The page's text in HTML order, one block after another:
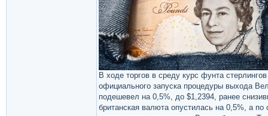
В ходе торгов в среду курс фунта
официального запуска процедуры выхода
подешевел на 0,5%, до $1,2394, ранее
британская валюта опустилась на 0,5%, а